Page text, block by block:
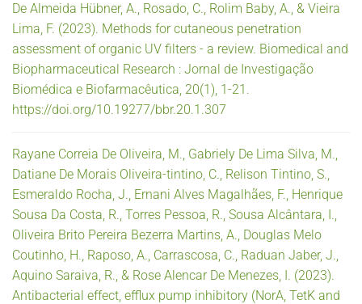
De Almeida Hübner, A., Rosado, C., Rolim Baby, A., & Vieira
Lima, F. (2023). Methods for cutaneous penetration
assessment of organic UV filters - a review. Biomedical and
Biopharmaceutical Research : Jornal de Investigação
Biomédica e Biofarmacêutica, 20(1), 1-21.
https://doi.org/10.19277/bbr.20.1.307
Rayane Correia De Oliveira, M., Gabriely De Lima Silva, M.,
Datiane De Morais Oliveira-tintino, C., Relison Tintino, S.,
Esmeraldo Rocha, J., Ernani Alves Magalhães, F., Henrique
Sousa Da Costa, R., Torres Pessoa, R., Sousa Alcântara, I.,
Oliveira Brito Pereira Bezerra Martins, A., Douglas Melo
Coutinho, H., Raposo, A., Carrascosa, C., Raduan Jaber, J.,
Aquino Saraiva, R., & Rose Alencar De Menezes, I. (2023).
Antibacterial effect, efflux pump inhibitory (NorA, TetK and